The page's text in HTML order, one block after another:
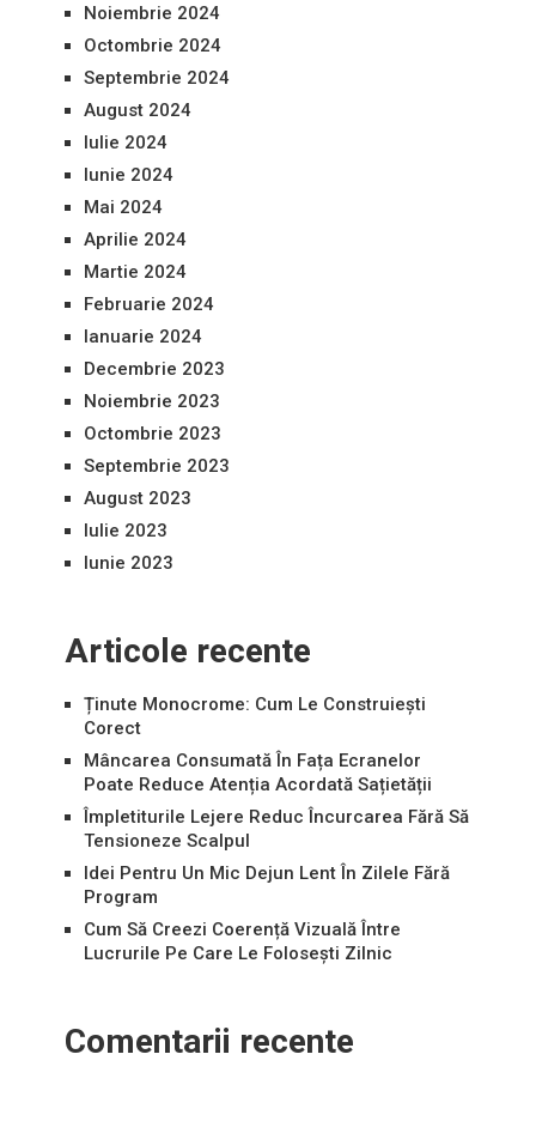
Noiembrie 2024
Octombrie 2024
Septembrie 2024
August 2024
Iulie 2024
Iunie 2024
Mai 2024
Aprilie 2024
Martie 2024
Februarie 2024
Ianuarie 2024
Decembrie 2023
Noiembrie 2023
Octombrie 2023
Septembrie 2023
August 2023
Iulie 2023
Iunie 2023
Articole recente
Ținute Monocrome: Cum Le Construiești
Corect
Mâncarea Consumată În Fața Ecranelor
Poate Reduce Atenția Acordată Sațietății
Împletiturile Lejere Reduc Încurcarea Fără Să
Tensioneze Scalpul
Idei Pentru Un Mic Dejun Lent În Zilele Fără
Program
Cum Să Creezi Coerență Vizuală Între
Lucrurile Pe Care Le Folosești Zilnic
Comentarii recente